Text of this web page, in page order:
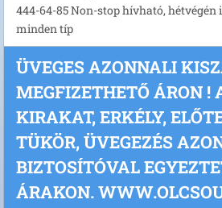
444-64-85 Non-stop hívható, hétvégén
minden típ
ÜVEGES AZONNALI
MEGFIZETHETŐ ÁRON !
KIRAKAT, ERKÉLY,
TÜKÖR, ÜVEGEZÉS
BIZTOSÍTÓVAL
ÁRAKON.